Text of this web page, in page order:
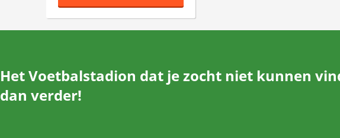
Het Voetbalstadion dat je zocht niet kunnen
dan verder!